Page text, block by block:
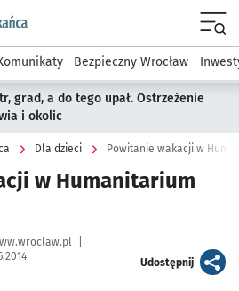
podserwis: Dla mieszkańca
Bezpieczny Wrocław
grad, a do tego upał. Ostrzeżenie
i okolic
Dla dzieci Powitanie wakacji w
w Humanitarium
Udostępnijartykuł